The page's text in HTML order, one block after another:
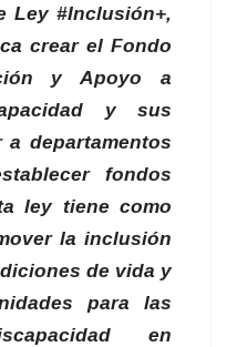
Ley #Inclusión+,
crear el Fondo
y Apoyo a
y sus
departamentos
fondos
ley tiene como
la inclusión
de vida y
para las
en